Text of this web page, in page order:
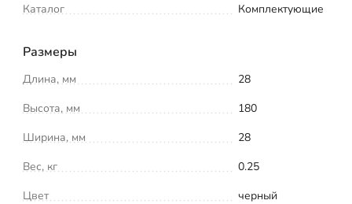
Каталог
Комплектующие
Размеры
Длина, мм
28
Высота, мм
180
Ширина, мм
28
Вес, кг
0.25
Цвет
черный